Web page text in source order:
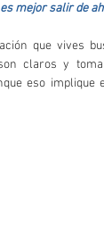
mejor salir de
que vives
claros y
eso implique